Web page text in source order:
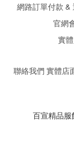
網路訂單付款 &
官網
實
聯絡我們 實體店
百宣精品